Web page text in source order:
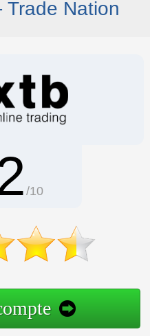
Trade Nation
/10